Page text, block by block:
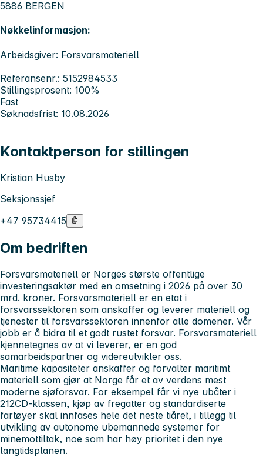
5886 BERGEN
Nøkkelinformasjon:
Arbeidsgiver: Forsvarsmateriell
Referansenr.: 5152984533
Stillingsprosent: 100%
Fast
Søknadsfrist: 10.08.2026
Kontaktperson for stillingen
Kristian Husby
Seksjonssjef
+47 95734415
Om bedriften
Forsvarsmateriell er Norges største offentlige
investeringsaktør med en omsetning i 2026 på over 30
mrd. kroner. Forsvarsmateriell er en etat i
forsvarssektoren som anskaffer og leverer materiell og
tjenester til forsvarssektoren innenfor alle domener. Vår
jobb er å bidra til et godt rustet forsvar. Forsvarsmateriell
kjennetegnes av at vi leverer, er en god
samarbeidspartner og videreutvikler oss.
Maritime kapasiteter anskaffer og forvalter maritimt
materiell som gjør at Norge får et av verdens mest
moderne sjøforsvar. For eksempel får vi nye ubåter i
212CD-klassen, kjøp av fregatter og standardiserte
fartøyer skal innfases hele det neste tiåret, i tillegg til
utvikling av autonome ubemannede systemer for
minemottiltak, noe som har høy prioritet i den nye
langtidsplanen.